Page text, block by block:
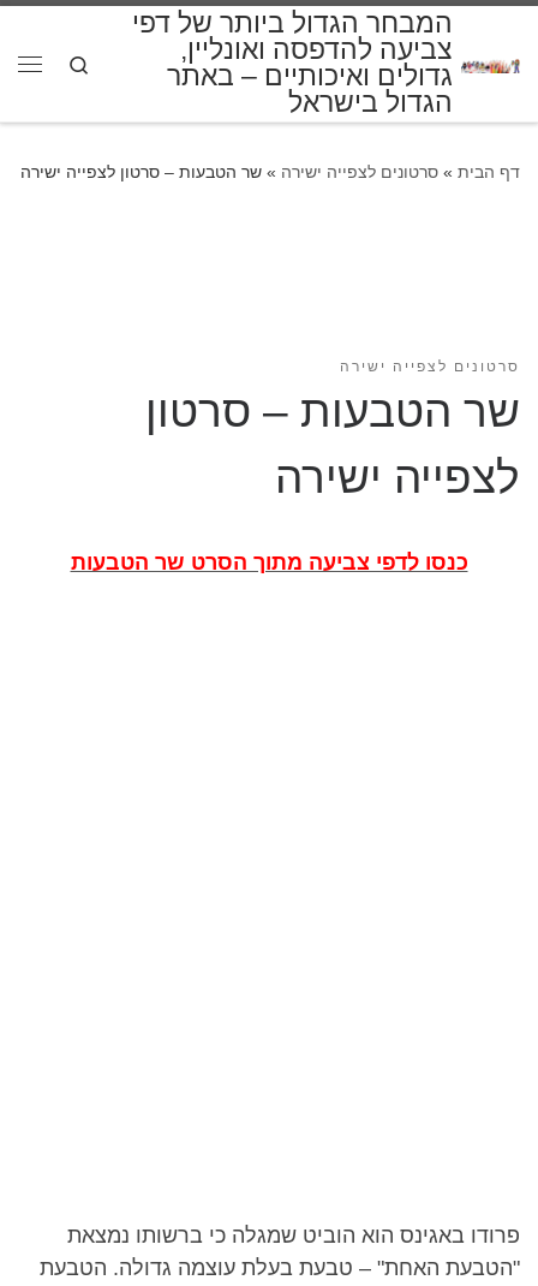
המבחר הגדול ביותר של דפי
צביעה להדפסה ואונליין,
גדולים ואיכותיים – באתר
הגדול בישראל
Search
דף הבית » סרטונים לצפייה ישירה » שר הטבעות – סרטון לצפייה ישירה
סרטונים לצפייה ישירה
שר הטבעות – סרטון
לצפייה ישירה
כנסו לדפי צביעה מתוך הסרט שר הטבעות
פרודו באגינס הוא הוביט שמגלה כי ברשותו נמצאת
"הטבעת האחת" – טבעת בעלת עוצמה גדולה. הטבעת